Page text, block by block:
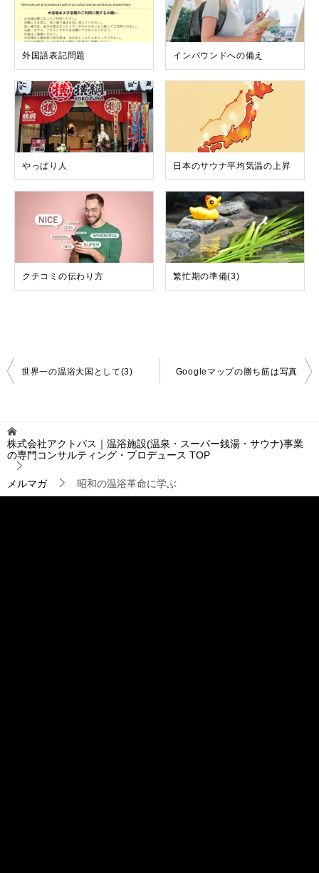
外国語表記問題 インバウンドへの備え
やっぱり人 日本のサウナ平均気温の上昇
クチコミの伝わり方 繁忙期の準備(3)
投
稿
ゲ
ー
シ
ョ
ン
世界一の温浴大国として(3) Googleマップの勝ち筋は写真
株式会社アクトパス｜温浴施設(温泉・スーパー銭湯・サウナ)事業
の専門コンサルティング・プロデュース TOP
メルマガ 昭和の温浴革命に学ぶ